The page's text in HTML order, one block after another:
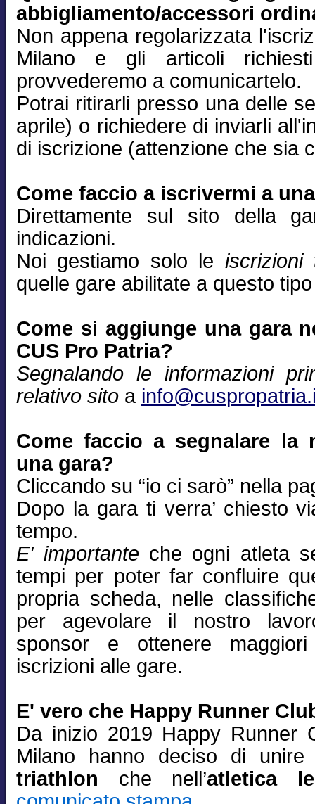
abbigliamento/accessori
Non appena regolarizzata
Milano e gli articoli richiesti
provvederemo a comunicartelo.
Potrai ritirarli presso una delle
aprile) o richiedere di inviarli
di iscrizione (attenzione che sia
Come faccio a iscrivermi a
Direttamente sul sito della
indicazioni.
Noi gestiamo solo le iscrizioni
quelle gare abilitate a questo
Come si aggiunge una gara
CUS Pro Patria?
Segnalando le informazioni
relativo sito a
Come faccio a segnalare la
una gara?
Cliccando su “io ci sarò” nella
Dopo la gara ti verra’ chiesto
tempo.
E' importante che ogni atleta
tempi per poter far confluire
propria scheda, nelle
per agevolare il nostro
sponsor e ottenere
iscrizioni alle gare.
E' vero che Happy Runner
Da inizio 2019 Happy Runner
Milano hanno deciso di
triathlon che nell’atletica